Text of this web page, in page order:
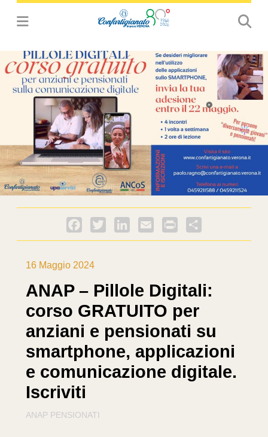
Facebook
Twitter LinkedInEmail PrintFriendly
16 Maggio 2024
ANAP – Pillole Digitali:
corso GRATUITO per
anziani e pensionati su
smartphone, applicazioni
e comunicazione digitale.
Iscriviti
ANAP PENSIONATI